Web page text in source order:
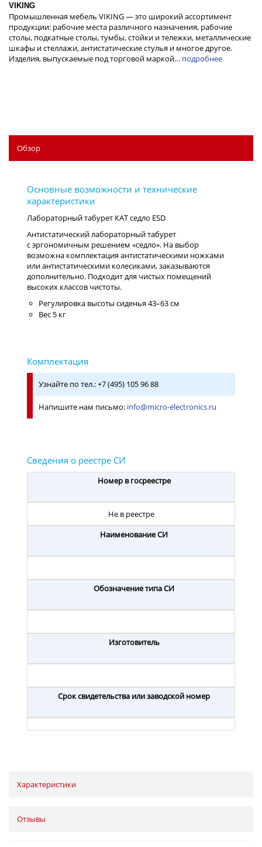
VIKING
Промышленная мебель VIKING — это широкий ассортимент
продукции: рабочие места различного назначения, рабочие
столы, подкатные столы, тумбы, стойки и тележки, металлические
шкафы и стеллажи, антистатические стулья и многое другое.
Изделия, выпускаемые под торговой маркой… подробнее
Обзор
Лабораторный табурет КАТ седло ESD
Антистатический лабораторный табурет
с эргономичным решением «седло». На выбор
возможна комплектация антистатическими ножками
или антистатическими колесиками, заказываются
дополнительно. Подходит для чистых помещений
высоких классов чистоты.
Регулировка высоты сиденья 43–63 см
Вес 5 кг
Узнайте по тел.: +7 (495) 105 96 88
Напишите нам письмо: info@micro-electronics.ru
Номер в госреестре
Не в реестре
Наименование СИ
Обозначение типа СИ
Изготовитель
Срок свидетельства или заводской номер
Характеристики
Отзывы